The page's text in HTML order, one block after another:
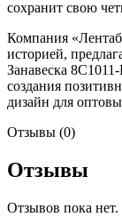
сохранит свою
Компания
историей,
Занавеска
создания
дизайн для
Отзывы (0)
Отзывы
Отзывов пока нет.